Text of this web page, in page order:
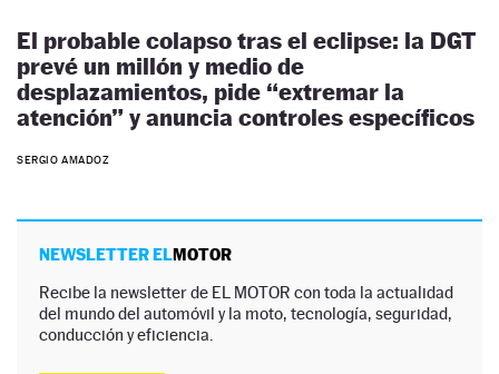
El probable colapso tras el eclipse: la DGT
prevé un millón y medio de
desplazamientos, pide “extremar la
atención” y anuncia controles específicos
SERGIO AMADOZ
NEWSLETTER ELMOTOR
Recibe la newsletter de EL MOTOR con toda la actualidad
del mundo del automóvil y la moto, tecnología, seguridad,
conducción y eficiencia.